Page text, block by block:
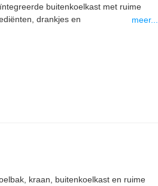
buitenkoelkast met ruime
drankjes en
meer...
kraan, buitenkoelkast en ruime